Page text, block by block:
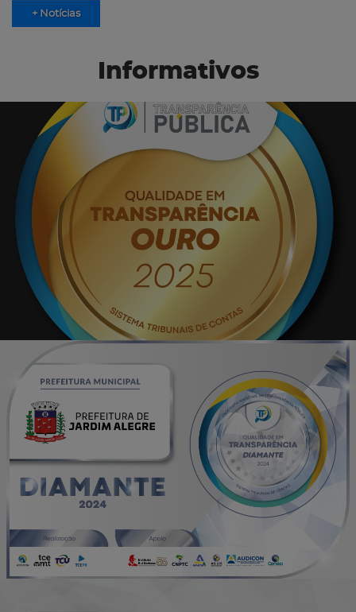
+ Notícias
Informativos